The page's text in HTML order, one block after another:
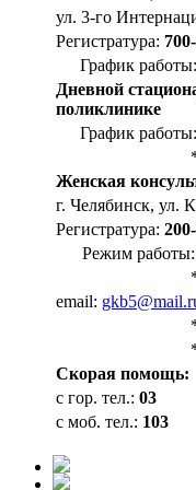
ул. 3-го
Регистратура:
График
Дневной
поликлинике
График
Женская
г. Челябинск, ул.
Регистратура:
Режим работы:
email:
Cкорая помощь:
с гор. тел.: 03
с моб. тел.: 103